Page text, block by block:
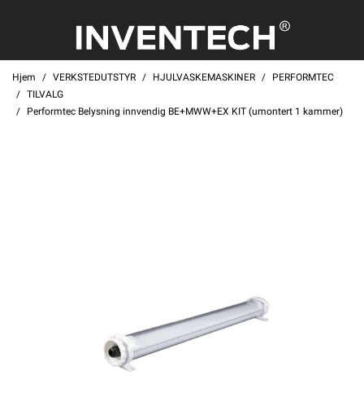
Hjem VERKSTEDUTSTYR HJULVASKEMASKINER
PERFORMTEC
TILVALG
Performtec Belysning innvendig BE+MWW+EX KIT (umontert 1 kammer)